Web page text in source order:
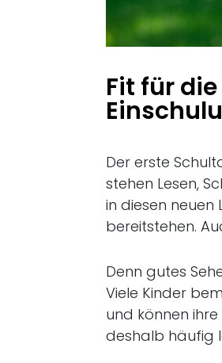
Fit für
Der erste
stehen Lesen,
in diesen
bereitstehen.
Denn gutes
Viele Kinder
und können
deshalb häufig